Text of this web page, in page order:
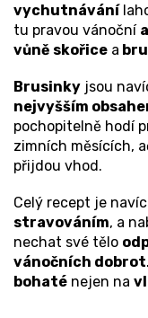
vychutnávání
tu pravou vánoční
vůně skořice a
Brusinky jsou
nejvyšším
pochopitelně hodí
zimních měsících,
přijdou vhod.
Celý recept je navíc
stravováním, a
nechat své tělo
vánočních dobrot
bohaté nejen na